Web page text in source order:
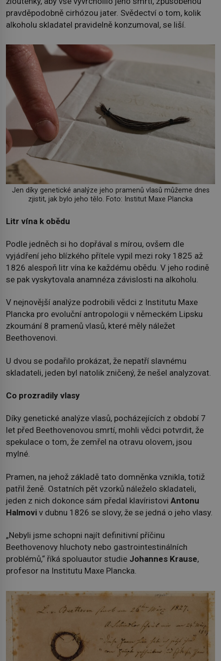
pravděpodobně cirhózou jater. Svědectví o tom, kolik
alkoholu skladatel pravidelně konzumoval, se liší.
Jen díky genetické analýze jeho pramenů vlasů můžeme dnes
zjistit, jak bylo jeho tělo. Foto: Institut Maxe Plancka
Litr vína k obědu
Podle jedněch si ho dopřával s mírou, ovšem dle
vyjádření jeho blízkého přítele vypil mezi roky 1825 až
1826 alespoň litr vína ke každému obědu. V jeho rodině
se pak vyskytovala anamnéza závislosti na alkoholu.
V nejnovější analýze podrobili vědci z Institutu Maxe
Plancka pro evoluční antropologii v německém Lipsku
zkoumání 8 pramenů vlasů, které měly náležet
Beethovenovi.
U dvou se podařilo prokázat, že nepatří slavnému
skladateli, jeden byl natolik zničený, že nešel analyzovat.
Co prozradily vlasy
Díky genetické analýze vlasů, pocházejících z období 7
let před Beethovenovou smrtí, mohli vědci potvrdit, že
spekulace o tom, že zemřel na otravu olovem, jsou
mylné.
Pramen, na jehož základě tato domněnka vznikla, totiž
patřil ženě. Ostatních pět vzorků náleželo skladateli,
jeden z nich dokonce sám předal klavíristovi Antonu
Halmovi v dubnu 1826 se slovy, že se jedná o jeho vlasy.
„Nebyli jsme schopni najít definitivní příčinu
Beethovenovy hluchoty nebo gastrointestinálních
problémů,“ říká spoluautor studie Johannes Krause,
profesor na Institutu Maxe Plancka.